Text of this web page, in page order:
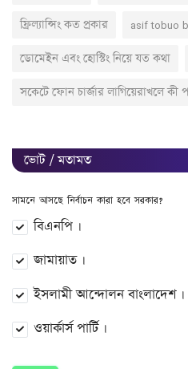
ফ্রিল্যান্সিং কত প্রকার asif tobuo
ডোমেইন এবং হোস্টিং নিয়ে যত কথা
সকেটে ফোন চার্জার লাগিয়েরাখলে কী
ভোট / মতামত
সামনে আসছে নির্বাচন কারা হবে সরকার?
বিএনপি ।
জামায়াত ।
ইসলামী আন্দোলন বাংলাদেশ ।
ওয়ার্কার্স পার্টি ।